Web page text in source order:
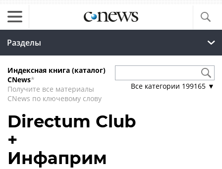
Разделы
Индексная книга (каталог)
CNews*
Получите все материалы
CNews по ключевому слову
Все категории 199165 ▼
Directum Club
+
Инфаприм